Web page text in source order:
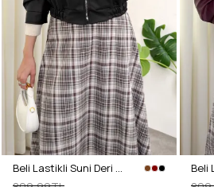
Beli Lastikli Suni Deri Ceket 2016 - SİYAH